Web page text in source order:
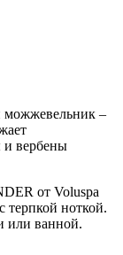
–
вербены
от Voluspa
терпкой ноткой.
или ванной.